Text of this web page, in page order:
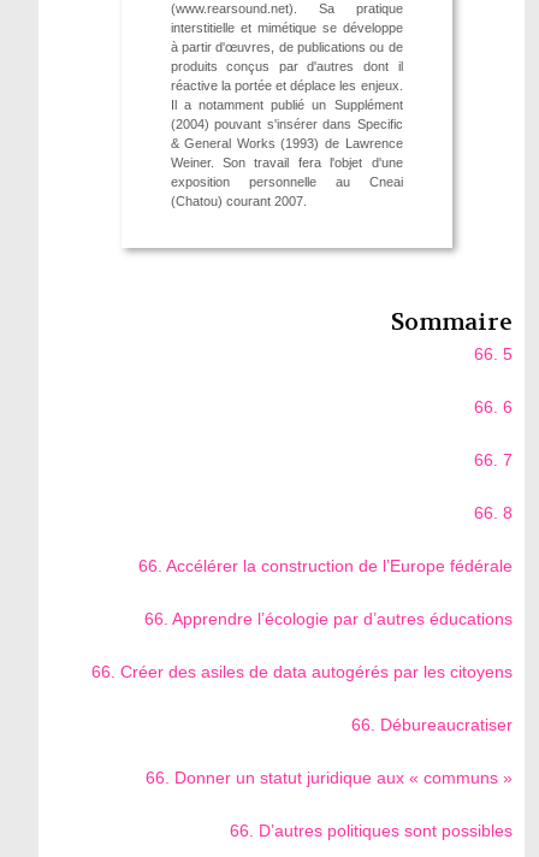
(www.rearsound.net). Sa pratique
interstitielle et mimétique se développe
à partir d'œuvres, de publications ou de
produits conçus par d'autres dont il
réactive la portée et déplace les enjeux.
Il a notamment publié un Supplément
(2004) pouvant s'insérer dans Specific
& General Works (1993) de Lawrence
Weiner. Son travail fera l'objet d'une
exposition personnelle au Cneai
(Chatou) courant 2007.
Sommaire
66. 5
66. 6
66. 7
66. 8
66. Accélérer la construction de l’Europe fédérale
66. Apprendre l’écologie par d’autres éducations
66. Créer des asiles de data autogérés par les citoyens
66. Débureaucratiser
66. Donner un statut juridique aux « communs »
66. D’autres politiques sont possibles